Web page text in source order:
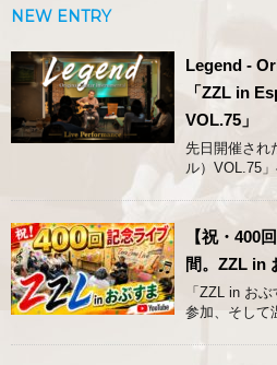
NEW ENTRY
Legend -
「ZZL in
VOL.75」
先日開催され
ル）VOL.75
【祝・400
間。ZZL in
「ZZL in お
参加、そして